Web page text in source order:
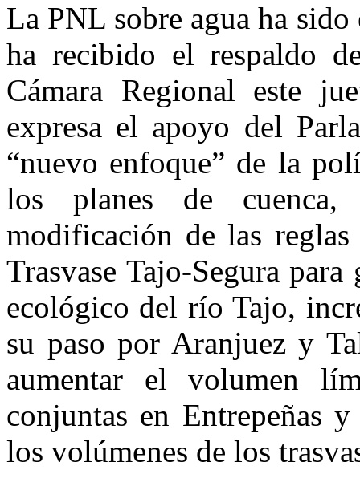
La PNL sobre agua ha
ha recibido el respaldo
Cámara Regional este
expresa el apoyo del
“nuevo enfoque” de la
los planes de
modificación de las
Trasvase Tajo-Segura
ecológico del río Tajo,
su paso por Aranjuez y
aumentar el volumen
conjuntas en Entrepeñas
los volúmenes de los